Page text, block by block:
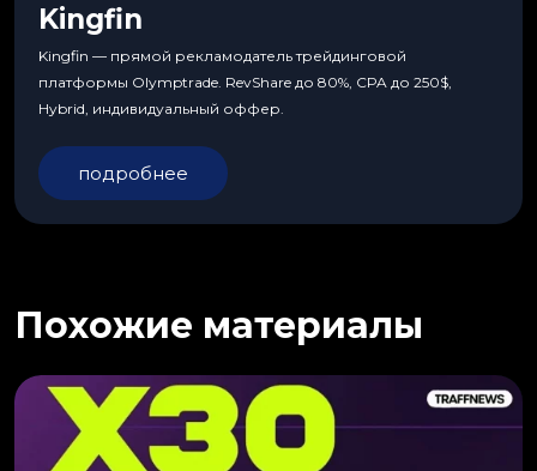
Kingfin
Kingfin — прямой рекламодатель трейдинговой
платформы Olymptrade. RevShare до 80%, CPA до 250$,
Hybrid, индивидуальный оффер.
подробнее
Похожие материалы